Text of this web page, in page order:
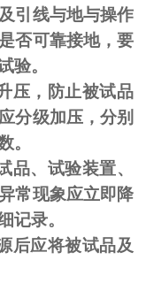
引线与地与操作
否可靠接地，要
验。
压，防止被试品
分级加压，分别
。
品、试验装置、
常现象应立即降
记录。
后应将被试品及